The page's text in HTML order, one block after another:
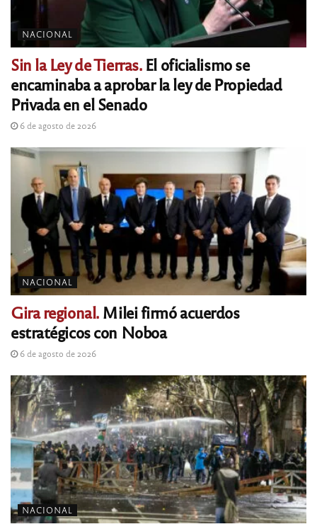
NACIONAL
Sin la Ley de Tierras.El oficialismo se
encaminaba a aprobar la ley de Propiedad
Privada en el Senado
6 de agosto de 2026
NACIONAL
Gira regional.Milei firmó acuerdos
estratégicos con Noboa
6 de agosto de 2026
NACIONAL